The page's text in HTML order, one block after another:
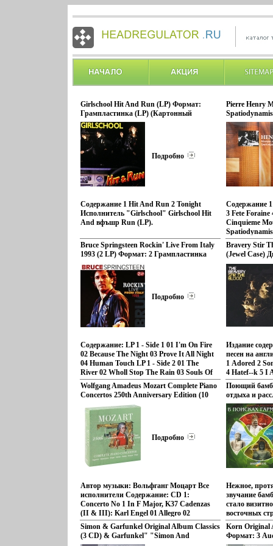
Girlschool Hit And Run (LP) Формат:
Грампластинка (LP) (Картонный
конверт) Дистрибьюторы: Get Back, ООО
"Лилит Рекордс" Европейский Союз
Лицензионные товары Характеристики
аудионосителей 1981 г Альбом:
Импортное издание инфо 13438r.
Подробно
Содержание 1 Hit And Run 2 Tonight
Исполнитель "Girlschool" Girlschool Hit
And вфъшр Run (LP).
Bruce Springsteen Rockin' Live From Italy
1993 (2 LP) Формат: 2 Грампластинка
(LP) (Картонный конверт)
Дистрибьюторы: BCD B V , ООО Музыка
Европейский Союз Лицензионные
товары инфо 13478r.
Подробно
Содержание: LP 1 - Side 1 01 I'm On Fire
02 Because The Night 03 Prove It All Night
04 Human Touch LP 1 - Side 2 01 The
River 02 Wholl Stop The Rain 03 Souls Of
The Departed 04 Born In The USA LP 2
быьве- Side 1 01 Light Of Day 02 Hungry
Heart 03 Thunder Road LP 2 - Side 2 01
Glory Days 02 Born To Run 03 Rockin All
Over The World 04 Working On The
Highway На упаковке содержится
дополнительная информация на
английском языке Исполнитель Брюс
Спрингстин Bruвййцдce Springsteen.
Wolfgang Amadeus Mozart Complete Piano
Concertos 250th Anniversary Edition (10
CD) Формат: 10 Audio CD (Box Set)
Дистрибьюторы: Teldec Classics
International GMBH, Торговая Фирма
инфо 13515r.
Подробно
Автор музыки: Вольфганг Моцарт Все
исполнители Содержание: CD 1:
Concerto No 1 In F Major, K37 Cadenzas
(II & III): Karl Engel 01 Allegro 02
Andante 03 Allegro Concerto No 2 In В
Flat Maбыээjor, K39 Cadenzas (I & III):
Karl Engel 04 Allegro Spiritoso 05 Andante
Simon & Garfunkel Original Album Classics
(3 CD) & Garfunkel" "Simon And
Pierre Henry
конверт)
товары
2010 г
13445r.
Содержание 1
3 Fete Foraine
Cinquieme
9
Henry.
Bravery Stir
(Jewel Case)
Def Jam
Мьюзик"
Импортное
Издание
песен на
1 Adored 2
4 Hatef--k 5 I
Bendable 7
Seen The
Knuckles 10
Sugar Pill
Поющий
отдыха и
Нежное,
звучание
стало
восточных
культур
в своих
бамбуковую
Korn Original
Формат: 3